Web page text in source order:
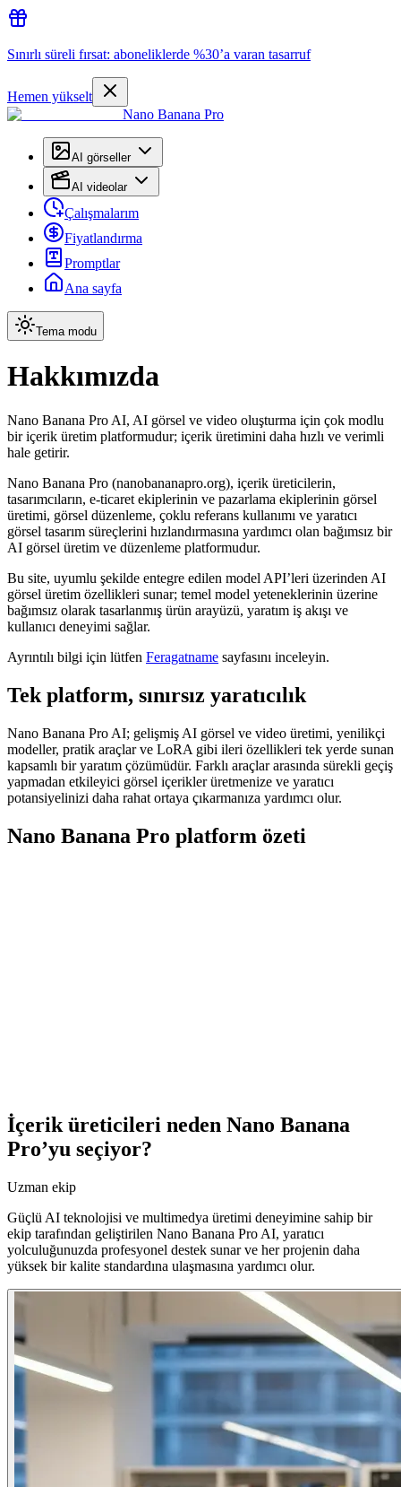
Sınırlı süreli fırsat: aboneliklerde %30’a varan tasarruf
Hemen yükselt
Nano Banana Pro
AI görseller
AI videolar
Çalışmalarım
Fiyatlandırma
Promptlar
Ana sayfa
Tema modu
Hakkımızda
Nano Banana Pro AI, AI görsel ve video oluşturma için çok modlu
bir içerik üretim platformudur; içerik üretimini daha hızlı ve verimli
hale getirir.
Nano Banana Pro (nanobananapro.org), içerik üreticilerin,
tasarımcıların, e-ticaret ekiplerinin ve pazarlama ekiplerinin görsel
üretimi, görsel düzenleme, çoklu referans kullanımı ve yaratıcı
görsel tasarım süreçlerini hızlandırmasına yardımcı olan bağımsız bir
AI görsel üretim ve düzenleme platformudur.
Bu site, uyumlu şekilde entegre edilen model API’leri üzerinden AI
görsel üretim özellikleri sunar; temel model yeteneklerinin üzerine
bağımsız olarak tasarlanmış ürün arayüzü, yaratım iş akışı ve
kullanıcı deneyimi sağlar.
Ayrıntılı bilgi için lütfen Feragatname sayfasını inceleyin.
Tek platform, sınırsız yaratıcılık
Nano Banana Pro AI; gelişmiş AI görsel ve video üretimi, yenilikçi
modeller, pratik araçlar ve LoRA gibi ileri özellikleri tek yerde sunan
kapsamlı bir yaratım çözümüdür. Farklı araçlar arasında sürekli geçiş
yapmadan etkileyici görsel içerikler üretmenize ve yaratıcı
potansiyelinizi daha rahat ortaya çıkarmanıza yardımcı olur.
Nano Banana Pro platform özeti
İçerik üreticileri neden Nano Banana
Pro’yu seçiyor?
Uzman ekip
Güçlü AI teknolojisi ve multimedya üretimi deneyimine sahip bir
ekip tarafından geliştirilen Nano Banana Pro AI, yaratıcı
yolculuğunuzda profesyonel destek sunar ve her projenin daha
yüksek bir kalite standardına ulaşmasına yardımcı olur.